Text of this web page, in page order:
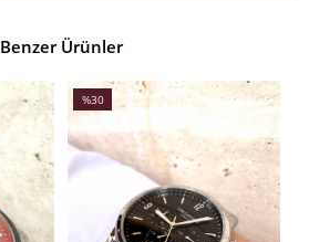
Benzer Ürünler
%30
%30İndirim